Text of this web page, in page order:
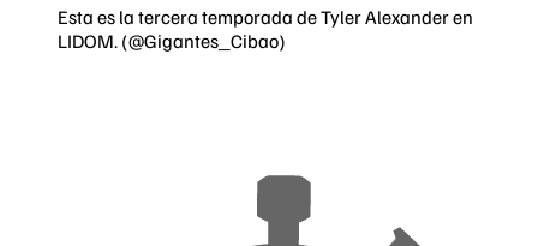
Esta es la tercera temporada de Tyler Alexander en
LIDOM. (@Gigantes_Cibao)